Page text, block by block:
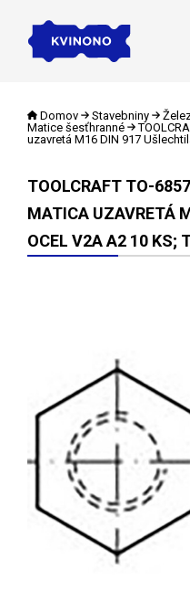
Domov Stavebniny
Matice šesťhranné
uzavretá M16 DIN 917
TOOLCRAFT TO-
MATICA UZAVRETÁ
OCEL V2A A2 10 KS;